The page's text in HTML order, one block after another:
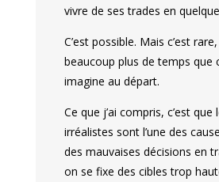
vivre de ses trades en
C’est possible. Mais c’est
beaucoup plus de temps que
imagine au départ.
Ce que j’ai compris, c’est
irréalistes sont l’une des
des mauvaises décisions en
on se fixe des cibles trop